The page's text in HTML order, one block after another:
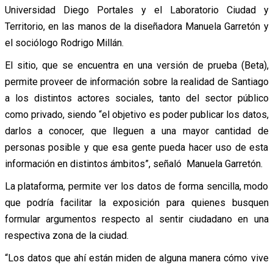
Universidad Diego Portales y el Laboratorio Ciudad y
Territorio, en las manos de la diseñadora Manuela Garretón y
el sociólogo Rodrigo Millán.
El sitio, que se encuentra en una versión de prueba (Beta),
permite proveer de información sobre la realidad de Santiago
a los distintos actores sociales, tanto del sector público
como privado, siendo “el objetivo es poder publicar los datos,
darlos a conocer, que lleguen a una mayor cantidad de
personas posible y que esa gente pueda hacer uso de esta
información en distintos ámbitos”, señaló Manuela Garretón.
La plataforma, permite ver los datos de forma sencilla, modo
que podría facilitar la exposición para quienes busquen
formular argumentos respecto al sentir ciudadano en una
respectiva zona de la ciudad.
“Los datos que ahí están miden de alguna manera cómo vive